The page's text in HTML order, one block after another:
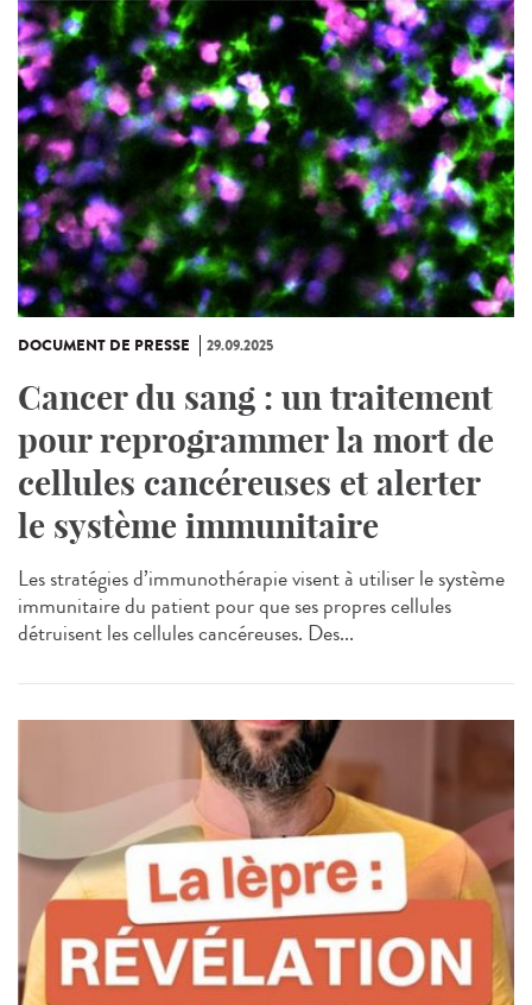
DOCUMENT DE PRESSE 29.09.2025
Cancer du sang : un traitement
pour reprogrammer la mort de
cellules cancéreuses et alerter
le système immunitaire
Les stratégies d’immunothérapie visent à utiliser le système
immunitaire du patient pour que ses propres cellules
détruisent les cellules cancéreuses. Des...